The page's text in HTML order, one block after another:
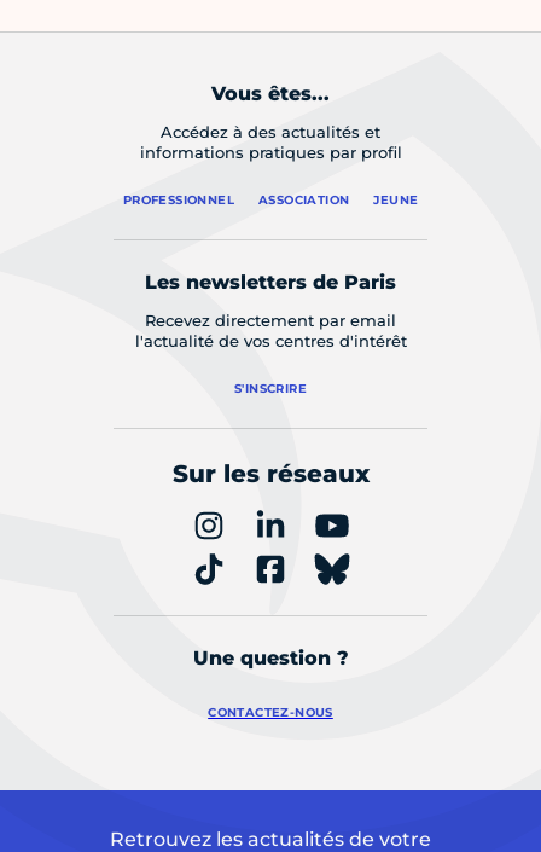
Vous êtes...
Accédez à des actualités et
informations pratiques par profil
PROFESSIONNEL ASSOCIATION JEUNE
Les newsletters de Paris
Recevez directement par email
l'actualité de vos centres d'intérêt
S'INSCRIRE
Sur les réseaux
Une question ?
CONTACTEZ-NOUS
Retrouvez les actualités de votre